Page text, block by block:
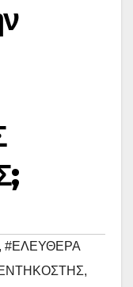
, #ΕΛΕΥΘΕΡΑ
,